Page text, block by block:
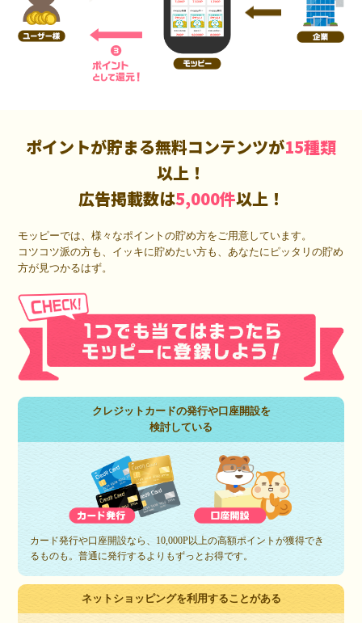
ポイントが貯まる無料コンテンツが15種類
以上！
広告掲載数は5,000件以上！
モッピーでは、様々なポイントの貯め方をご用意しています。
コツコツ派の方も、イッキに貯めたい方も、あなたにピッタリの貯め
方が見つかるはず。
クレジットカードの発行や口座開設を
検討している
カード発行や口座開設なら、10,000P以上の高額ポイントが獲得でき
るものも。普通に発行するよりもずっとお得です。
ネットショッピングを利用することがある